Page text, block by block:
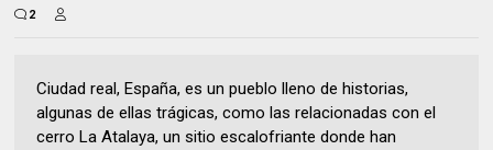
2
Ciudad real, España, es un pueblo lleno de historias,
algunas de ellas trágicas, como las relacionadas con el
cerro La Atalaya, un sitio escalofriante donde han